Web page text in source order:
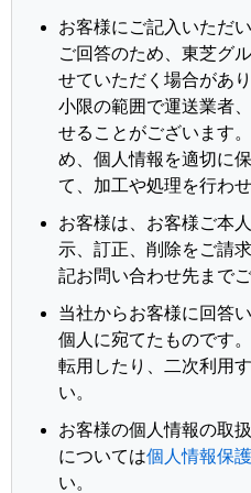
お客様にご記入いただ
ご回答のため、東芝グ
せていただく場合があ
小限の範囲で運送業者
せることがございます
め、個人情報を適切に
て、加工や処理を行わ
お客様は、お客様ご本
示、訂正、削除をご請
記お問い合わせ先まで
当社からお客様に回答
個人に宛てたものです
転用したり、二次利用
い。
お客様の個人情報の取
については個人情報保
い。